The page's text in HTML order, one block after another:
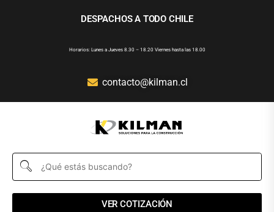
DESPACHOS A TODO CHILE
Horarios: Lunes a Jueves 8.30 – 18.20 Viernes hasta las 18.00
contacto@kilman.cl
VER COTIZACIÓN